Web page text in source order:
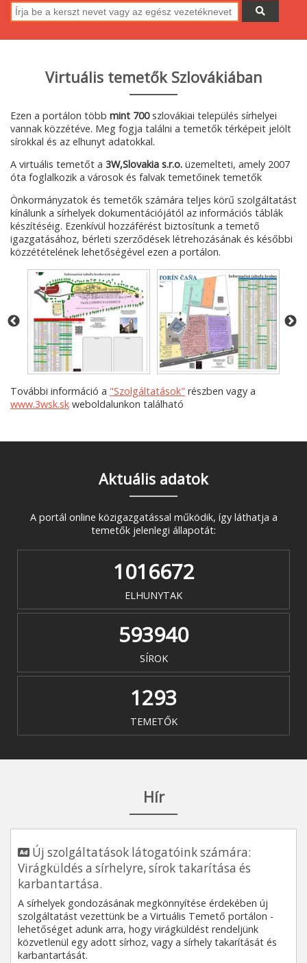
Virtuális temetők Szlovákiában
Ezen a portálon több mint 700szlovákiai település sírhelyei
vannak közzétéve. Meg fogja találni a temetők térképeit jelölt
sírokkal és az elhunyt adatokkal.
A virtuális temetőt a 3W,Slovakia s.r.o. üzemelteti, amely 2007
óta foglalkozik a városok és falvak temetőinek temetők
Önkormányzatok és temetők számára teljes körű szolgáltatást
kínálunk a sírhelyek dokumentációjától az információs táblák
készítéséig. Ezenkívül hozzáférést biztosítunk a temető
igazgatásához, bérleti szerződések létrehozásának és későbbi
közzétételének lehetőségével ezen a portálon.
További információ a "Szolgáltatások" részben vagy a
www.3wsk.sk weboldalunkon található
Aktuális adatok
A portál online közigazgatással működik, így láthatja a
temetők jelenlegi állapotát:
1016672
ELHUNYTAK
593940
SÍROK
1293
TEMETŐK
Hír
Új szolgáltatások látogatóink számára:
Virágküldés a sírhelyre, sírok takarítása és
karbantartása.
A sírhelyek gondozásának megkönnyítése érdekében új
szolgáltatást vezettünk be a Virtuális Temető portálon -
lehetőséget adunk arra, hogy virágküldést rendeljünk
közvetlenül egy adott sírhoz, vagy a sírhely takarítását és
karbantartását.